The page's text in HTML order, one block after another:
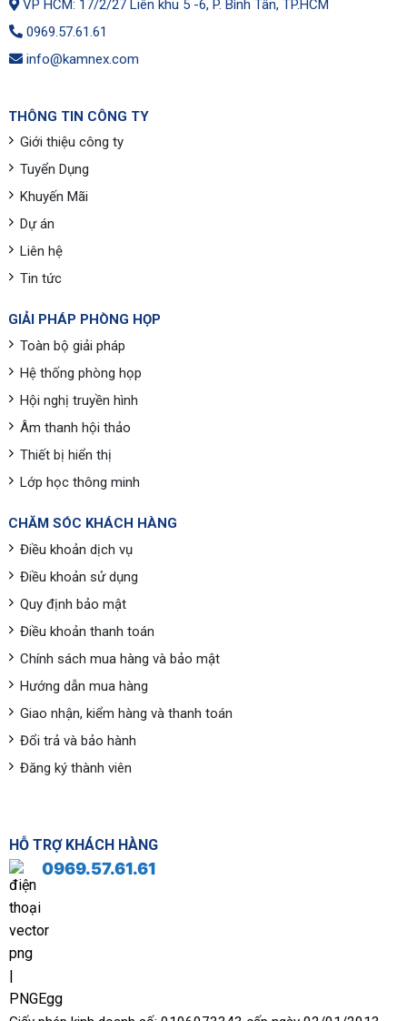
VP HCM: 17/2/27 Liên khu 5 -6, P. Bình Tân, TP.HCM
0969.57.61.61
info@kamnex.com
THÔNG TIN CÔNG TY
Giới thiệu công ty
Tuyển Dụng
Khuyến Mãi
Dự án
Liên hệ
Tin tức
GIẢI PHÁP PHÒNG HỌP
Toàn bộ giải pháp
Hệ thống phòng họp
Hội nghị truyền hình
Âm thanh hội thảo
Thiết bị hiển thị
Lớp học thông minh
CHĂM SÓC KHÁCH HÀNG
Điều khoản dịch vụ
Điều khoản sử dụng
Quy định bảo mật
Điều khoản thanh toán
Chính sách mua hàng và bảo mật
Hướng dẫn mua hàng
Giao nhận, kiểm hàng và thanh toán
Đổi trả và bảo hành
Đăng ký thành viên
HỖ TRỢ KHÁCH HÀNG
0969.57.61.61